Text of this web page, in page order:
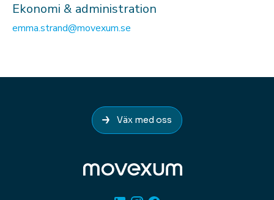
Ekonomi & administration
emma.strand@movexum.se
Väx med oss